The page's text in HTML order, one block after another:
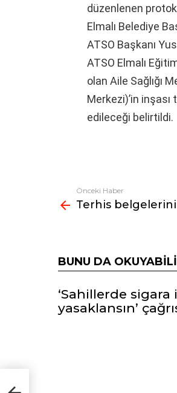
düzenlenen
Elmalı Belediye
ATSO Başkanı
ATSO Elmalı
olan Aile Sağlığı
Merkezi)’in
edileceği belirtildi.
Fazlasına
bak
Önceki Haber
Terhis belgelerini
BUNU DA
‘Sahillerde sigara
yasaklansın’